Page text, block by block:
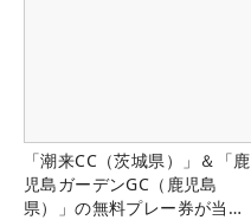
「潮来CC（茨城県）」＆「鹿
児島ガーデンGC（鹿児島
県）」の無料プレー券が当た